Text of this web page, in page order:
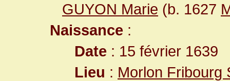
GUYON Marie (b. 1627
Naissance :
Date : 15 février 1639
Lieu : Morlon Fribourg